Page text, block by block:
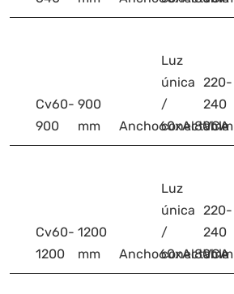
Cv60-
900
900
mm
Ancho60xAl80mm
Luz
única
/
conectable
220-
240
VCA
Cv60-
1200
1200
mm
Ancho60xAl80mm
Luz
única
/
conectable
220-
240
VCA